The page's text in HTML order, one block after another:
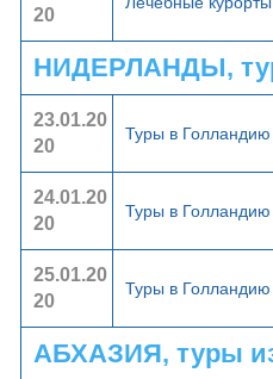
20
НИДЕРЛАНДЫ,
23.01.20
20
Туры в
24.01.20
20
Туры в
25.01.20
20
Туры в
АБХАЗИЯ, туры